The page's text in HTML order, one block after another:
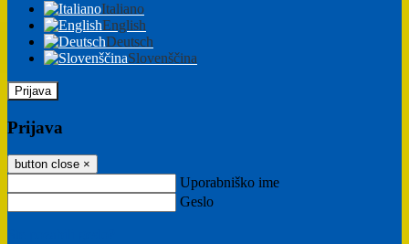
Italiano
English
Deutsch
Slovenščina
Prijava
Prijava
button close ×
Uporabniško ime
Geslo